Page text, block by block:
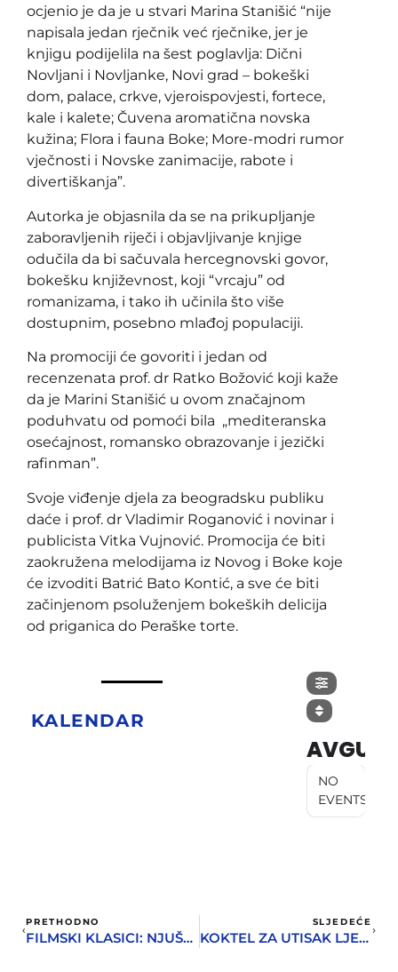
ocjenio je da je u stvari Marina Stanišić “nije
napisala jedan rječnik već rječnike, jer je
knjigu podijelila na šest poglavlja: Dični
Novljani i Novljanke, Novi grad – bokeški
dom, palace, crkve, vjeroispovjesti, fortece,
kale i kalete; Čuvena aromatična novska
kužina; Flora i fauna Boke; More-modri rumor
vječnosti i Novske zanimacije, rabote i
divertiškanja”.
Autorka je objasnila da se na prikupljanje
zaboravljenih riječi i objavljivanje knjige
odučila da bi sačuvala hercegnovski govor,
bokešku književnost, koji “vrcaju” od
romanizama, i tako ih učinila što više
dostupnim, posebno mlađoj populaciji.
Na promociji će govoriti i jedan od
recenzenata prof. dr Ratko Božović koji kaže
da je Marini Stanišić u ovom značajnom
poduhvatu od pomoći bila „mediteranska
osećajnost, romansko obrazovanje i jezički
rafinman”.
Svoje viđenje djela za beogradsku publiku
daće i prof. dr Vladimir Roganović i novinar i
publicista Vitka Vujnović. Promocija će biti
zaokružena melodijama iz Novog i Boke koje
će izvoditi Batrić Bato Kontić, a sve će biti
začinjenom psoluženjem bokeških delicija
od priganica do Peraške torte.
KALENDAR
AVGUST
NO
EVENTS
PRETHODNO
FILMSKI KLASICI: NJUŠKALO
SLJEDEĆE
KOKTEL ZA UTISAK LJETA U DECEMBRU